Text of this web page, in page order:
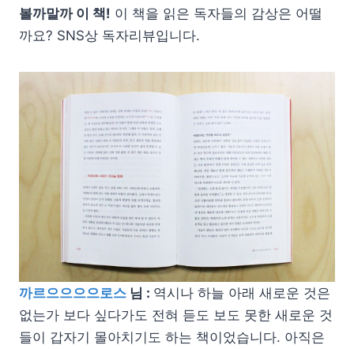
볼까말까 이 책! 이 책을 읽은 독자들의 감상은 어떨
까요? SNS상 독자리뷰입니다.
까르으으으으로스 님 : 역시나 하늘 아래 새로운 것은
없는가 보다 싶다가도 전혀 듣도 보도 못한 새로운 것
들이 갑자기 몰아치기도 하는 책이었습니다. 아직은